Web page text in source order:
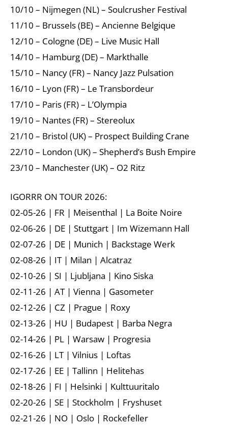
10/10 – Nijmegen (NL) – Soulcrusher Festival
11/10 – Brussels (BE) – Ancienne Belgique
12/10 – Cologne (DE) – Live Music Hall
14/10 – Hamburg (DE) – Markthalle
15/10 – Nancy (FR) – Nancy Jazz Pulsation
16/10 – Lyon (FR) – Le Transbordeur
17/10 – Paris (FR) – L’Olympia
19/10 – Nantes (FR) – Stereolux
21/10 – Bristol (UK) – Prospect Building Crane
22/10 – London (UK) – Shepherd’s Bush Empire
23/10 – Manchester (UK) – O2 Ritz
IGORRR ON TOUR 2026:
02-05-26 | FR | Meisenthal | La Boite Noire
02-06-26 | DE | Stuttgart | Im Wizemann Hall
02-07-26 | DE | Munich | Backstage Werk
02-08-26 | IT | Milan | Alcatraz
02-10-26 | SI | Ljubljana | Kino Siska
02-11-26 | AT | Vienna | Gasometer
02-12-26 | CZ | Prague | Roxy
02-13-26 | HU | Budapest | Barba Negra
02-14-26 | PL | Warsaw | Progresia
02-16-26 | LT | Vilnius | Loftas
02-17-26 | EE | Tallinn | Helitehas
02-18-26 | FI | Helsinki | Kulttuuritalo
02-20-26 | SE | Stockholm | Fryshuset
02-21-26 | NO | Oslo | Rockefeller